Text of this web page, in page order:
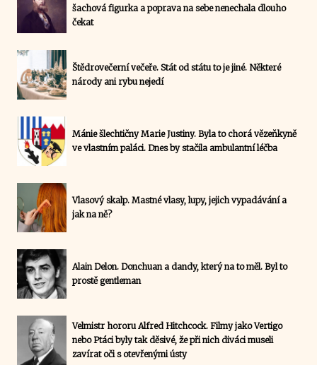
šachová figurka a poprava na sebe nenechala dlouho
čekat
Štědrovečerní večeře. Stát od státu to je jiné. Některé
národy ani rybu nejedí
Mánie šlechtičny Marie Justiny. Byla to chorá vězeňkyně
ve vlastním paláci. Dnes by stačila ambulantní léčba
Vlasový skalp. Mastné vlasy, lupy, jejich vypadávání a
jak na ně?
Alain Delon. Donchuan a dandy, který na to měl. Byl to
prostě gentleman
Velmistr hororu Alfred Hitchcock. Filmy jako Vertigo
nebo Ptáci byly tak děsivé, že při nich diváci museli
zavírat oči s otevřenými ústy